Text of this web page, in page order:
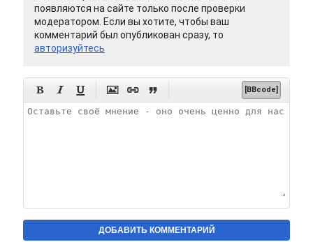
появляются на сайте только после проверки
модератором. Если вы хотите, чтобы ваш
комментарий был опубликован сразу, то
авторизуйтесь
      [BBcode]